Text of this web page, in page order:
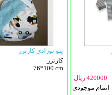
پتو نوزادی کارترز
کارترز
76*100 cm
420000 ریال
اتمام موجودی